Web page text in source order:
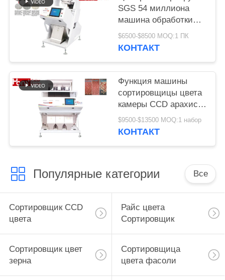
SGS 54 миллиона
машина обработки
разделителя пиксела
$6500-$8500 MOQ:1 ПК
КОНТАКТ
Функция машины
сортировщицы цвета
камеры CCD арахиса
3 парашютов
множественная
$9500-$13500 MOQ:1 набор
КОНТАКТ
Популярные категории Все
Сортировщик CCD
цвета
Райс цвета
Сортировщик
Сортировщик цвет
зерна
Сортировщица
цвета фасоли